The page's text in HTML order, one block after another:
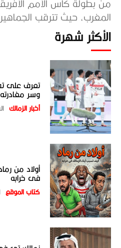
المغرب، حيث تترقب الجماهير
الأكثر شهرة
تعرف على
وسر مغادرته
أخبار الزمالك
أولاد من
فى خرابه
كتاب الموقع